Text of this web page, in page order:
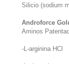
Silicio (sodium
Androforce
Aminos
-L-arginina HCl